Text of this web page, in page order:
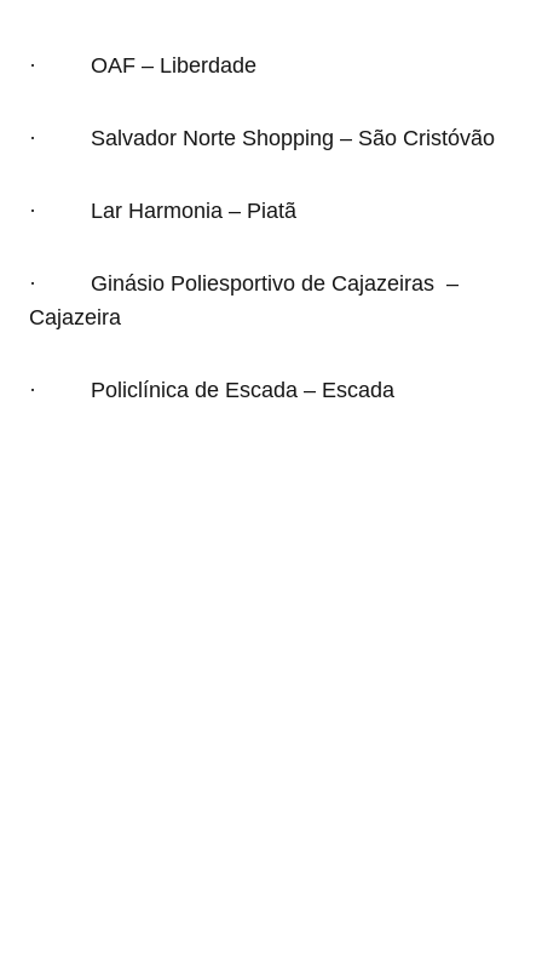
· OAF – Liberdade
· Salvador Norte Shopping – São Cristóvão
· Lar Harmonia – Piatã
· Ginásio Poliesportivo de Cajazeiras –
Cajazeira
· Policlínica de Escada – Escada